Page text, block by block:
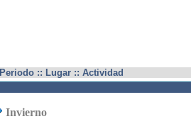
Periodo :: Lugar :: Actividad
Invierno